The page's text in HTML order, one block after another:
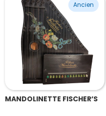
Ancien
MANDOLINETTE FISCHER’S